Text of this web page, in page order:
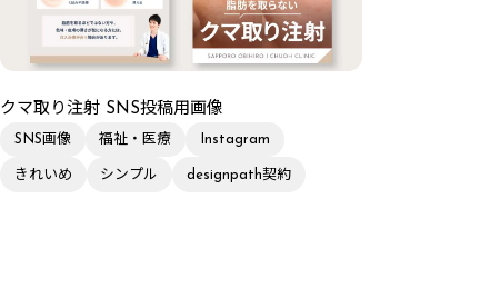
クマ取り注射 SNS投稿用画像
SNS画像 福祉・医療 Instagram
きれいめ シンプル designpath契約